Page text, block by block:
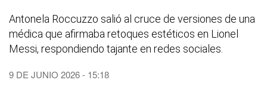
Antonela Roccuzzo salió al cruce de versiones de una
médica que afirmaba retoques estéticos en Lionel
Messi, respondiendo tajante en redes sociales.
9 DE JUNIO 2026 - 15:18